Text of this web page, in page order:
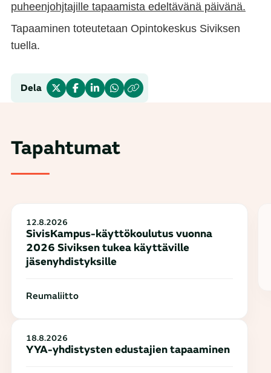
puheenjohjtajille tapaamista edeltävänä päivänä.
Tapaaminen toteutetaan Opintokeskus Siviksen
tuella.
Dela
Tapahtumat
12.8.2026
SivisKampus-käyttökoulutus vuonna
2026 Siviksen tukea käyttäville
jäsenyhdistyksille
Reumaliitto
18.8.2026
YYA-yhdistysten edustajien tapaaminen